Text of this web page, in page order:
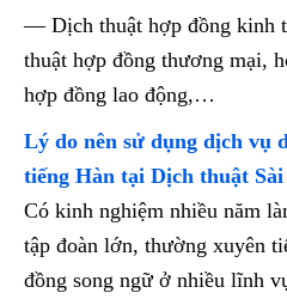
— Dịch thuật hợp đồng kinh
thuật hợp đồng thương mại,
hợp đồng lao động,…
Lý do nên sử dụng dịch vụ
tiếng Hàn tại Dịch thuật Sài
Có kinh nghiệm nhiều năm
tập đoàn lớn, thường xuyên
đồng song ngữ ở nhiều lĩnh